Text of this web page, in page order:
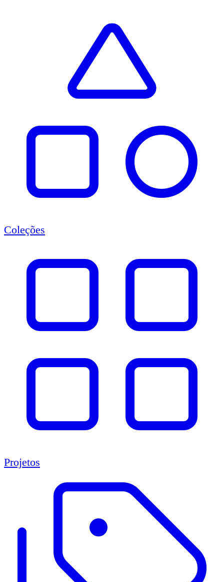
Coleções
Projetos